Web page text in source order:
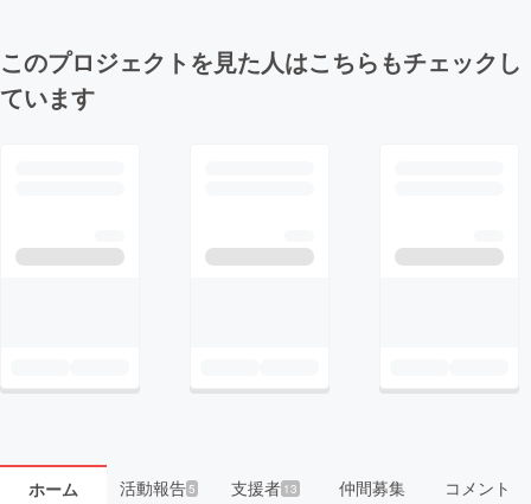
このプロジェクトを見た人はこちらもチェックし
ています
ホーム 活動報告5 支援者 13 仲間募集 コメント